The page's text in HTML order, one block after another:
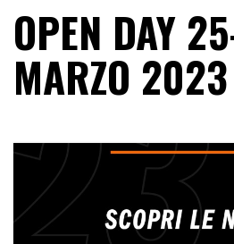
OPEN DAY
MARZO 2023